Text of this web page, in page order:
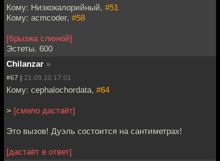
Кому: Низкокалорийный, #51
Кому: acmcoder, #58
[брызжа слюной]
Эстеты. 600
Chilanzar »
#67 | 21.09.10 17:01
Кому: cephalochordata, #64
> [смело дастаёт]
Это вызов! Дуэль состоится на сантиметрах!
[дастаёт в ответ]